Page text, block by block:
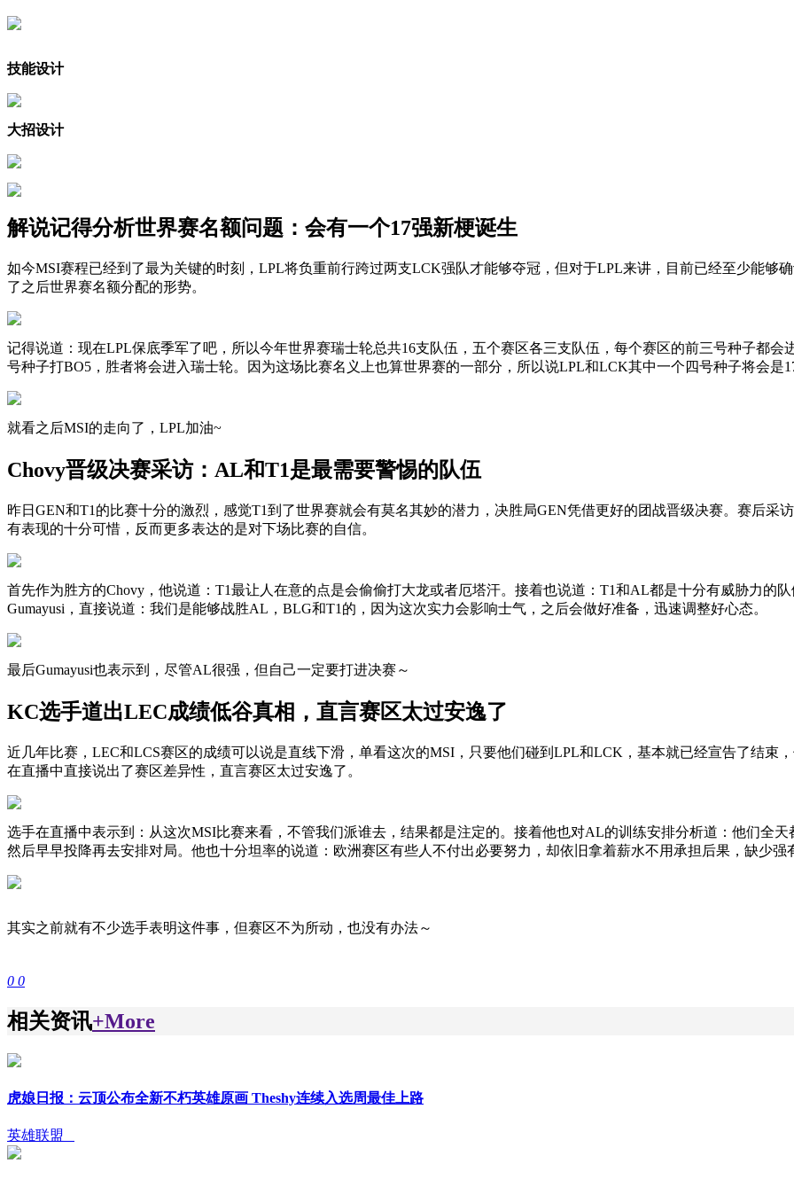
技能设计
大招设计
解说记得分析世界赛名额问题：会有一个17强新梗诞生
如今MSI赛程已经到了最为关键的时刻，LPL将负重前行跨过两支LCK强队才能够夺冠，但对于LPL来讲，目前已经至少能够
了之后世界赛名额分配的形势。
记得说道：现在LPL保底季军了吧，所以今年世界赛瑞士轮总共16支队伍，五个赛区各三支队伍，每个赛区的前三号种子都
号种子打BO5，胜者将会进入瑞士轮。因为这场比赛名义上也算世界赛的一部分，所以说LPL和LCK其中一个四号种子将会是
就看之后MSI的走向了，LPL加油~
Chovy晋级决赛采访：AL和T1是最需要警惕的队伍
昨日GEN和T1的比赛十分的激烈，感觉T1到了世界赛就会有莫名其妙的潜力，决胜局GEN凭借更好的团战晋级决赛。赛后采
有表现的十分可惜，反而更多表达的是对下场比赛的自信。
首先作为胜方的Chovy，他说道：T1最让人在意的点是会偷偷打大龙或者厄塔汗。接着也说道：T1和AL都是十分有威胁力的
Gumayusi，直接说道：我们是能够战胜AL，BLG和T1的，因为这次实力会影响士气，之后会做好准备，迅速调整好心态。
最后Gumayusi也表示到，尽管AL很强，但自己一定要打进决赛～
KC选手道出LEC成绩低谷真相，直言赛区太过安逸了
近几年比赛，LEC和LCS赛区的成绩可以说是直线下滑，单看这次的MSI，只要他们碰到LPL和LCK，基本就已经宣告了结束
在直播中直接说出了赛区差异性，直言赛区太过安逸了。
选手在直播中表示到：从这次MSI比赛来看，不管我们派谁去，结果都是注定的。接着他也对AL的训练安排分析道：他们全
然后早早投降再去安排对局。他也十分坦率的说道：欧洲赛区有些人不付出必要努力，却依旧拿着薪水不用承担后果，缺少
其实之前就有不少选手表明这件事，但赛区不为所动，也没有办法～
0 0
相关资讯+More
虎娘日报：云顶公布全新不朽英雄原画 Theshy连续入选周最佳上路
英雄联盟